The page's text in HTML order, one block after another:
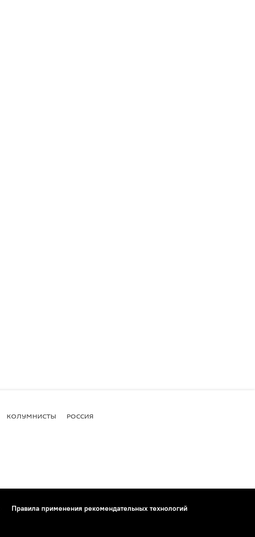
КОЛУМНИСТЫ РОССИЯ
Правила применения рекомендательных технологий